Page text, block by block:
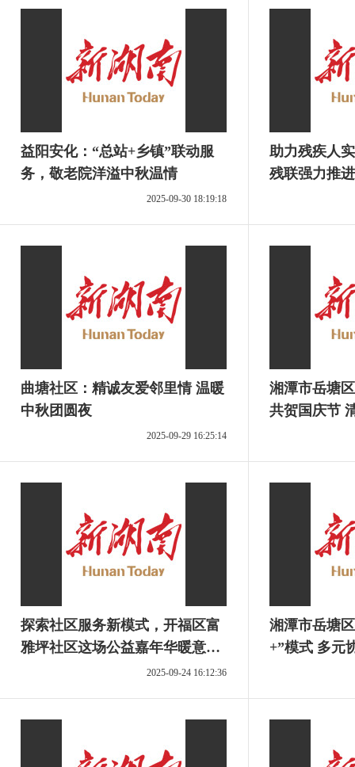
益阳安化：“总站+乡镇”联动服
务，敬老院洋溢中秋温情
2025-09-30 18:19:18
助力残疾人实现
残联强力推
曲塘社区：精诚友爱邻里情 温暖
中秋团圆夜
2025-09-29 16:25:14
湘潭市岳塘
共贺国庆节
探索社区服务新模式，开福区富
雅坪社区这场公益嘉年华暖意融
2025-09-24 16:12:36
湘潭市岳塘
+”模式 多元